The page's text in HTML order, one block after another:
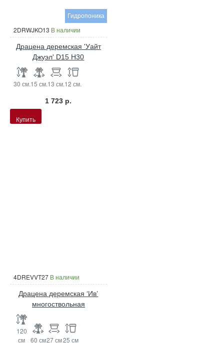
Гидропоника
2DRWJKO13 В наличии
Драцена деремская 'Уайт
Джуэл' D15 H30
30 см.15 см.13 см.12 см.
1 723 р.
Купить
4DREVVT27 В наличии
Драцена деремская ‘Ив’
многоствольная
120
см
60 см27 см25 см